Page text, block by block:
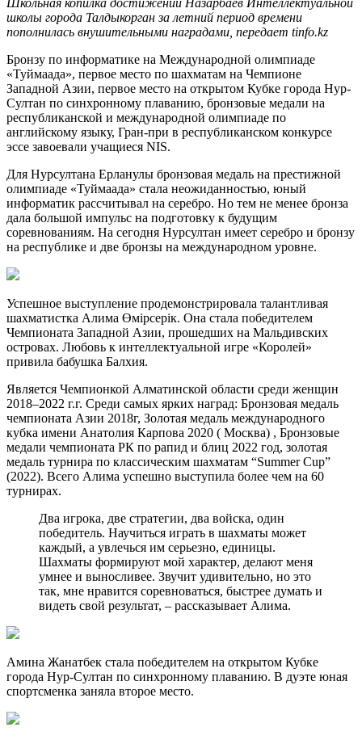
Школьная копилка достижений Назарбаев Интеллектуальной
школы города Талдыкорган за летний период времени
пополнилась внушительными наградами, передает tinfo.kz
Бронзу по информатике на Международной олимпиаде
«Туймаада», первое место по шахматам на Чемпионе
Западной Азии, первое место на открытом Кубке города Нур-
Султан по синхронному плаванию, бронзовые медали на
республиканской и международной олимпиаде по
английскому языку, Гран-при в республиканском конкурсе
эссе завоевали учащиеся NIS.
Для Нурсултана Ерланулы бронзовая медаль на престижной
олимпиаде «Туймаада» стала неожиданностью, юный
информатик рассчитывал на серебро. Но тем не менее бронза
дала большой импульс на подготовку к будущим
соревнованиям. На сегодня Нурсултан имеет серебро и бронзу
на республике и две бронзы на международном уровне.
Успешное выступление продемонстрировала талантливая
шахматистка Алима Өмірсерік. Она стала победителем
Чемпионата Западной Азии, прошедших на Мальдивских
островах. Любовь к интеллектуальной игре «Королей»
привила бабушка Балхия.
Является Чемпионкой Алматинской области среди женщин
2018–2022 г.г. Среди самых ярких наград: Бронзовая медаль
чемпионата Азии 2018г, Золотая медаль международного
кубка имени Анатолия Карпова 2020 ( Москва) , Бронзовые
медали чемпионата РК по рапид и блиц 2022 год, золотая
медаль турнира по классическим шахматам “Summer Cup”
(2022). Всего Алима успешно выступила более чем на 60
турнирах.
Два игрока, две стратегии, два войска, один
победитель. Научиться играть в шахматы может
каждый, а увлечься им серьезно, единицы.
Шахматы формируют мой характер, делают меня
умнее и выносливее. Звучит удивительно, но это
так, мне нравится соревноваться, быстрее думать и
видеть свой результат, – рассказывает Алима.
Амина Жанатбек стала победителем на открытом Кубке
города Нур-Султан по синхронному плаванию. В дуэте юная
спортсменка заняла второе место.